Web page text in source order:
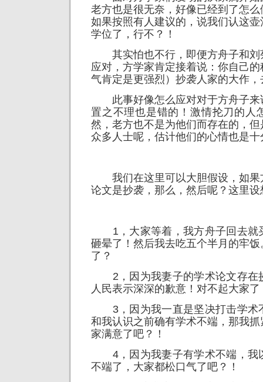
老方也是很无奈，好像已经到了怎
如果按照有人建议的，说我们认这
学位了，行不？！
其实怕也不行，即便方舟子和刘
应对，方学家肯定接着说：你自己
气肯定是更强烈）抄袭人家的大作
此事好像怎么应对对于方舟子来
置之不理也是错的！激情抡刀的人
然，老方也不是为他们而存在的，
众多人士呢，估计他们的心情也是十
我们在这里可以大胆假设，如果
论文是抄袭，那么，然后呢？这里
1，大家等着，我方舟子回去就
砸晕了！然后我去吃五个半月的牢
了？
2，因为我妻子的学术论文存在
人民表示深深的歉意！对不起大家了
3，因为我一直是坚决打击学术
和我认识之前确有学术不端，那我
家满意了吧？！
4，因为我妻子有学术不端，我
不端了，大家都松口气了吧？！